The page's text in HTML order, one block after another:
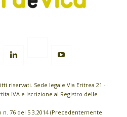
riservati. Sede legale Via Eritrea 21 -
IVA e Iscrizione al Registro delle
76 del 5.3.2014 (Precedentemente